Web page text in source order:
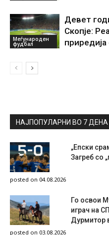
Меѓународен
фудбал
Девет
Скопје:
НАЈПОПУЛАРНИ ВО 7 ДЕНА
„Епски
Загреб со
posted on 04.08.2026
Го освои
играч на
Дурмитор
posted on 03.08.2026